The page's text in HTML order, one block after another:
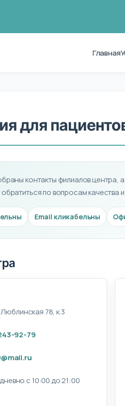
Главная
для
контакты филиалов центра,
по вопросам
Email кликабельны
78, к.3
92-79
с 10:00 до 21:00